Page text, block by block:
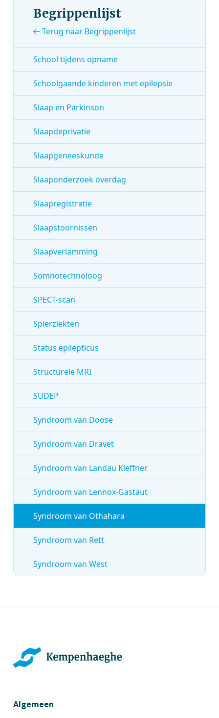
Begrippenlijst
Terug naar Begrippenlijst
School tijdens opname
Schoolgaande kinderen met epilepsie
Slaap en Parkinson
Slaapdeprivatie
Slaapgeneeskunde
Slaaponderzoek overdag
Slaapregistratie
Slaapstoornissen
Slaapverlamming
Somnotechnoloog
SPECT-scan
Spierziekten
Status epilepticus
Structurele MRI
SUDEP
Syndroom van Doose
Syndroom van Dravet
Syndroom van Landau Kleffner
Syndroom van Lennox-Gastaut
Syndroom van Othahara
Syndroom van Rett
Syndroom van West
Algemeen